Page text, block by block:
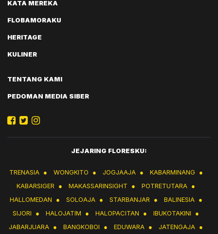
KATA MEREKA
FLOBAMORAKU
HERITAGE
KULINER
TENTANG KAMI
PEDOMAN MEDIA SIBER
JEJARING FLORESKU:
TRENASIA ● WONGKITO ● JOGJAAJA ● KABARMINANG
●
KABARSIGER
● MAKASSARINSIGHT ● POTRETUTARA ●
HALLOMEDAN
● SOLOAJA ● STARBANJAR ● BALINESIA ●
SIJORI
● HALOJATIM ● HALOPACITAN ● IBUKOTAKINI
●
JABARJUARA ● BANGKOBOI ● EDUWARA ● JATENGAJA ●